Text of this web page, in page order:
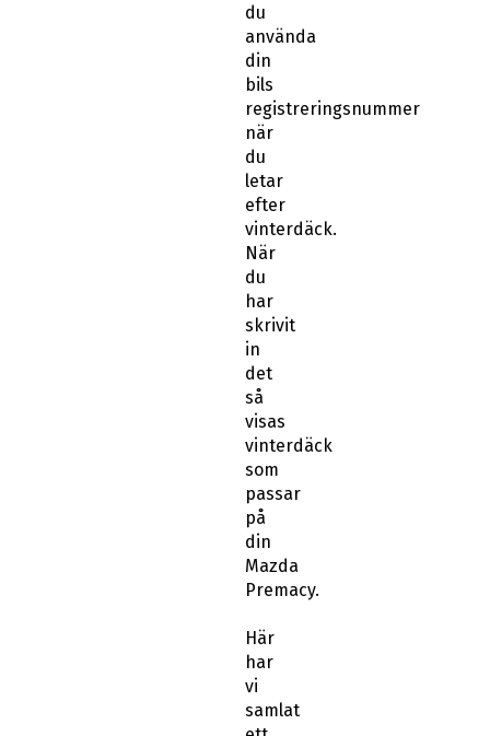
du
använda
din
bils
registreringsnummer
när
du
letar
efter
vinterdäck.
När
du
har
skrivit
in
det
så
visas
vinterdäck
som
passar
på
din
Mazda
Premacy.
Här
har
vi
samlat